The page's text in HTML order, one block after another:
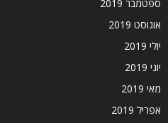
ספטמבר 2019
אוגוסט 2019
יולי 2019
יוני 2019
מאי 2019
אפריל 2019